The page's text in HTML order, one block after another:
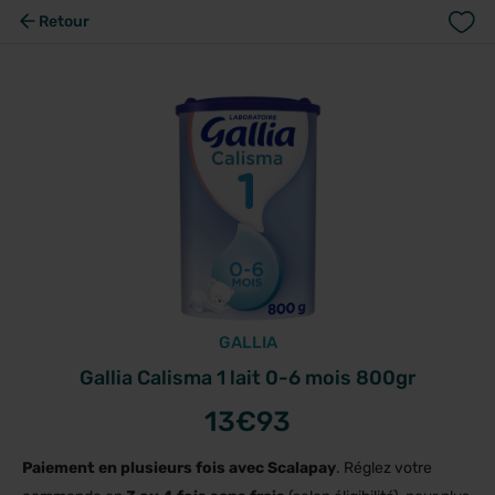
Retour
GALLIA
Gallia Calisma 1 lait 0-6 mois 800gr
13€93
Paiement en plusieurs fois avec Scalapay. Réglez votre